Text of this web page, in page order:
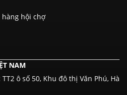
hàng hội chợ
NAM
TT2 ô số 50, Khu đô thị Văn Phú, Hà